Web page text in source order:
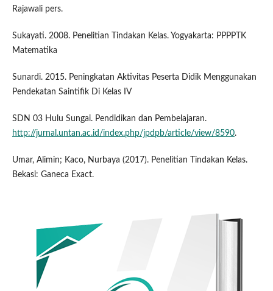
Rajawali pers.
Sukayati. 2008. Penelitian Tindakan Kelas. Yogyakarta: PPPPTK
Matematika
Sunardi. 2015. Peningkatan Aktivitas Peserta Didik Menggunakan
Pendekatan Saintifik Di Kelas IV
SDN 03 Hulu Sungai. Pendidikan dan Pembelajaran.
http://jurnal.untan.ac.id/index.php/jpdpb/article/view/8590.
Umar, Alimin; Kaco, Nurbaya (2017). Penelitian Tindakan Kelas.
Bekasi: Ganeca Exact.